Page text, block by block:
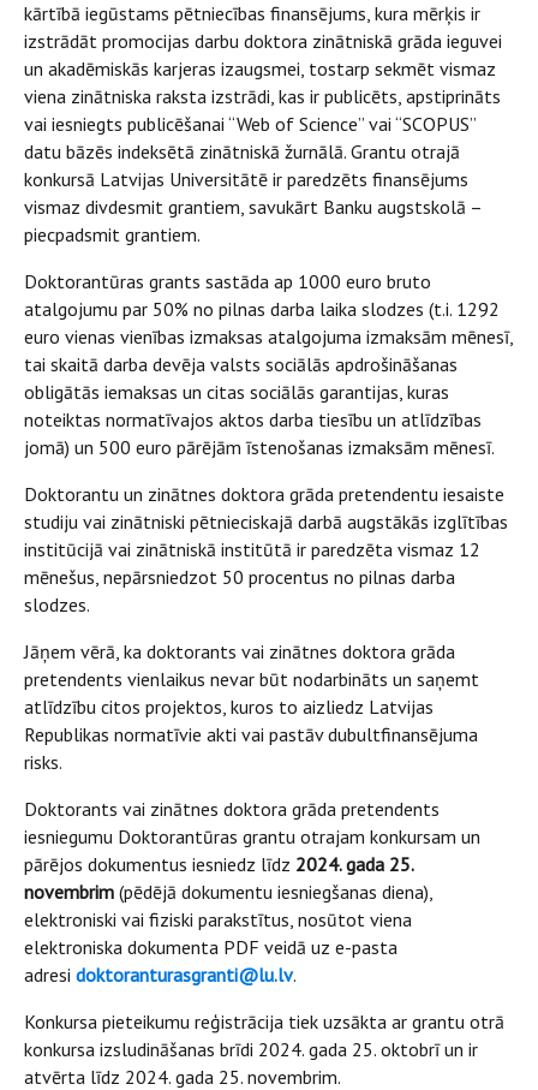
kārtībā iegūstams pētniecības finansējums, kura mērķis ir
izstrādāt promocijas darbu doktora zinātniskā grāda ieguvei
un akadēmiskās karjeras izaugsmei, tostarp sekmēt vismaz
viena zinātniska raksta izstrādi, kas ir publicēts, apstiprināts
vai iesniegts publicēšanai “Web of Science” vai “SCOPUS”
datu bāzēs indeksētā zinātniskā žurnālā. Grantu otrajā
konkursā Latvijas Universitātē ir paredzēts finansējums
vismaz divdesmit grantiem, savukārt Banku augstskolā –
piecpadsmit grantiem.
Doktorantūras grants sastāda ap 1000 euro bruto
atalgojumu par 50% no pilnas darba laika slodzes (t.i. 1292
euro vienas vienības izmaksas atalgojuma izmaksām mēnesī,
tai skaitā darba devēja valsts sociālās apdrošināšanas
obligātās iemaksas un citas sociālās garantijas, kuras
noteiktas normatīvajos aktos darba tiesību un atlīdzības
jomā) un 500 euro pārējām īstenošanas izmaksām mēnesī.
Doktorantu un zinātnes doktora grāda pretendentu iesaiste
studiju vai zinātniski pētnieciskajā darbā augstākās izglītības
institūcijā vai zinātniskā institūtā ir paredzēta vismaz 12
mēnešus, nepārsniedzot 50 procentus no pilnas darba
slodzes.
Jāņem vērā, ka doktorants vai zinātnes doktora grāda
pretendents vienlaikus nevar būt nodarbināts un saņemt
atlīdzību citos projektos, kuros to aizliedz Latvijas
Republikas normatīvie akti vai pastāv dubultfinansējuma
risks.
Doktorants vai zinātnes doktora grāda pretendents
iesniegumu Doktorantūras grantu otrajam konkursam un
pārējos dokumentus iesniedz līdz 2024. gada 25.
novembrim (pēdējā dokumentu iesniegšanas diena),
elektroniski vai fiziski parakstītus, nosūtot viena
elektroniska dokumenta PDF veidā uz e-pasta
adresi doktoranturasgranti@lu.lv.
Konkursa pieteikumu reģistrācija tiek uzsākta ar grantu otrā
konkursa izsludināšanas brīdi 2024. gada 25. oktobrī un ir
atvērta līdz 2024. gada 25. novembrim.